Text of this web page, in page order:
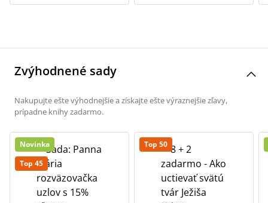
Zvýhodnené sady
Nakupujte ešte výhodnejšie a získajte ešte výraznejšie zľavy,
prípadne knihy zadarmo.
Novinka
Top 45
Top 50